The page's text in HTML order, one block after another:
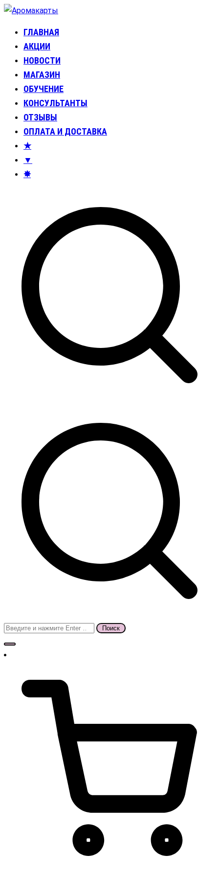
Перейти
содержимому
Аромакарты
Психологические эфирные карты • Аромапсихология
ГЛАВНАЯ
АКЦИИ
НОВОСТИ
МАГАЗИН
ОБУЧЕНИЕ
КОНСУЛЬТАНТЫ
ОТЗЫВЫ
ОПЛАТА И ДОСТАВКА
★
▼
✸
Поиск
для: